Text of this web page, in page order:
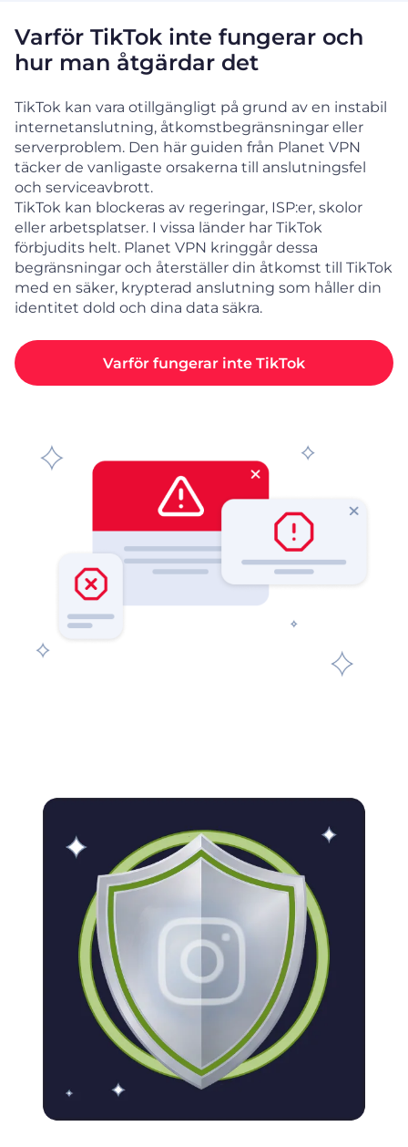
Varför TikTok inte fungerar och
hur man åtgärdar det
TikTok kan vara otillgängligt på grund av en instabil
internetanslutning, åtkomstbegränsningar eller
serverproblem. Den här guiden från Planet VPN
täcker de vanligaste orsakerna till anslutningsfel
och serviceavbrott.
TikTok kan blockeras av regeringar, ISP:er, skolor
eller arbetsplatser. I vissa länder har TikTok
förbjudits helt. Planet VPN kringgår dessa
begränsningar och återställer din åtkomst till TikTok
med en säker, krypterad anslutning som håller din
identitet dold och dina data säkra.
Varför fungerar inte TikTok